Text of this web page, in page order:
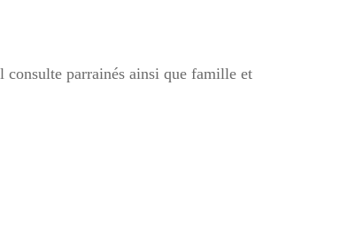
consulte parrainés ainsi que famille et